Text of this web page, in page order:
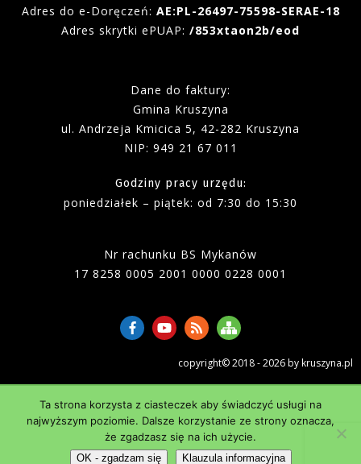
Adres do e-Doręczeń: AE:PL-26497-75598-SERAE-18
Adres skrytki ePUAP: /853xtaon2b/eod
Dane do faktury:
Gmina Kruszyna
ul. Andrzeja Kmicica 5, 42-282 Kruszyna
NIP: 949 21 67 011
Godziny pracy urzędu:
poniedziałek – piątek: od 7:30 do 15:30
Nr rachunku BS Mykanów
17 8258 0005 2001 0000 0228 0001
copyright© 2018 - 2026 by kruszyna.pl
Ta strona korzysta z ciasteczek aby świadczyć usługi na
najwyższym poziomie. Dalsze korzystanie ze strony oznacza,
że zgadzasz się na ich użycie.
OK - zgadzam się Klauzula informacyjna